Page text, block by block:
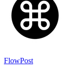
FlowPost